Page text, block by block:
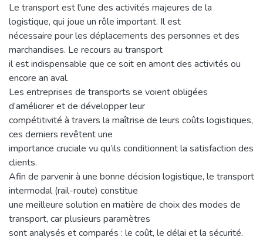
Le transport est l'une des activités majeures de la
logistique, qui joue un rôle important. Il est
nécessaire pour les déplacements des personnes et des
marchandises. Le recours au transport
il est indispensable que ce soit en amont des activités ou
encore an aval.
Les entreprises de transports se voient obligées
d’améliorer et de développer leur
compétitivité à travers la maîtrise de leurs coûts logistiques,
ces derniers revêtent une
importance cruciale vu qu’ils conditionnent la satisfaction des
clients.
Afin de parvenir à une bonne décision logistique, le transport
intermodal (rail-route) constitue
une meilleure solution en matière de choix des modes de
transport, car plusieurs paramètres
sont analysés et comparés : le coût, le délai et la sécurité.